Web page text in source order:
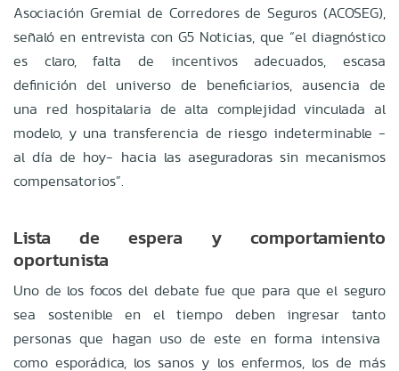
Asociación Gremial de Corredores de Seguros (ACOSEG),
señaló en entrevista con G5 Noticias, que “el diagnóstico
es claro, falta de incentivos adecuados, escasa
definición del universo de beneficiarios, ausencia de
una red hospitalaria de alta complejidad vinculada al
modelo, y una transferencia de riesgo indeterminable -
al día de hoy- hacia las aseguradoras sin mecanismos
compensatorios”.
Lista de espera y comportamiento
oportunista
Uno de los focos del debate fue que para que el seguro
sea sostenible en el tiempo deben ingresar tanto
personas que hagan uso de este en forma intensiva
como esporádica, los sanos y los enfermos, los de más